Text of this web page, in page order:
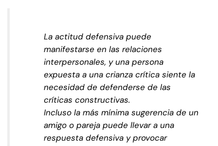
La actitud defensiva puede
manifestarse en las relaciones
interpersonales, y una persona
expuesta a una crianza crítica siente la
necesidad de defenderse de las
críticas constructivas.
Incluso la más mínima sugerencia de un
amigo o pareja puede llevar a una
respuesta defensiva y provocar